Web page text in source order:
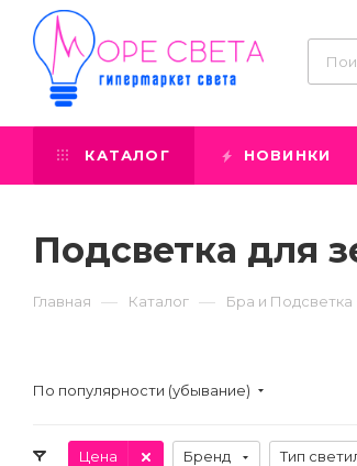
КАТАЛОГ НОВИНКИ
Подсветка для
Главная — Каталог — Бра и Подсветка
По популярности (убывание)
Цена Бренд Тип